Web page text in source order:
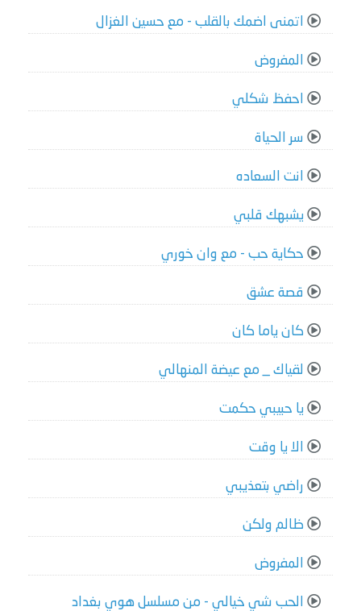
اتمنى اضمك بالقلب - مع حسين الغزال
المفروض
احفظ شكلي
سر الحياة
انت السعاده
يشبهك قلبي
حكاية حب - مع وان خوري
قصة عشق
كان ياما كان
لقياك _ مع عيضة المنهالي
يا حبيبي حكمت
الا يا وقت
راضي بتعذيبي
ظالم ولكن
المفروض
الحب شي خيالي - من مسلسل هوي بغداد